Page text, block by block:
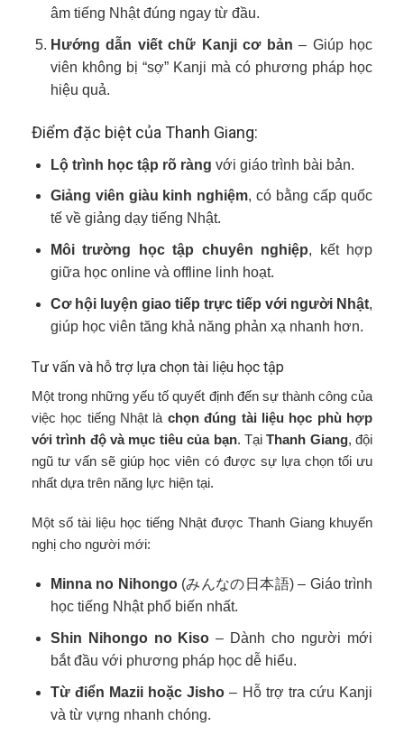
âm tiếng Nhật đúng ngay từ đầu.
Hướng dẫn viết chữ Kanji cơ bản – Giúp học
viên không bị “sợ” Kanji mà có phương pháp học
hiệu quả.
Điểm đặc biệt của Thanh Giang:
Lộ trình học tập rõ ràng với giáo trình bài bản.
Giảng viên giàu kinh nghiệm, có bằng cấp quốc
tế về giảng dạy tiếng Nhật.
Môi trường học tập chuyên nghiệp, kết hợp
giữa học online và offline linh hoạt.
Cơ hội luyện giao tiếp trực tiếp với người Nhật,
giúp học viên tăng khả năng phản xạ nhanh hơn.
Tư vấn và hỗ trợ lựa chọn tài liệu học tập
Một trong những yếu tố quyết định đến sự thành công của
việc học tiếng Nhật là chọn đúng tài liệu học phù hợp
với trình độ và mục tiêu của bạn. TạiThanh Giang, đội
ngũ tư vấn sẽ giúp học viên có được sự lựa chọn tối ưu
nhất dựa trên năng lực hiện tại.
Một số tài liệu học tiếng Nhật được Thanh Giang khuyến
nghị cho người mới:
Minna no Nihongo(みんなの日本語) – Giáo trình
học tiếng Nhật phổ biến nhất.
Shin Nihongo no Kiso – Dành cho người mới
bắt đầu với phương pháp học dễ hiểu.
Từ điển Mazii hoặc Jisho – Hỗ trợ tra cứu Kanji
và từ vựng nhanh chóng.